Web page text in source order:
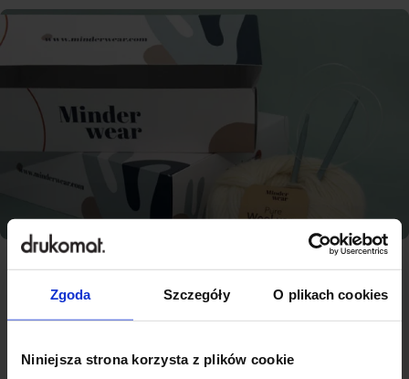
Zgoda Szczegóły O plikach cookies
Niniejsza strona korzysta z plików cookie
Najlepsza jakość, konkurencyjne
miarę Strzyżowie